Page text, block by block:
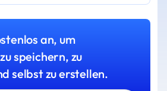
an, um
speichern, zu
selbst zu erstellen.